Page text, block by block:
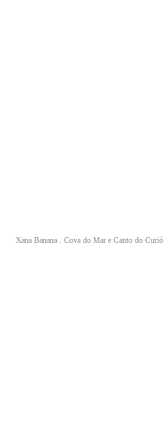
Xana Banana . Cova do Mar e Canto do Curió